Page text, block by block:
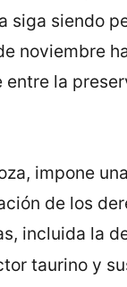
siga siendo
noviembre
la
impone
de los
incluida la
taurino y